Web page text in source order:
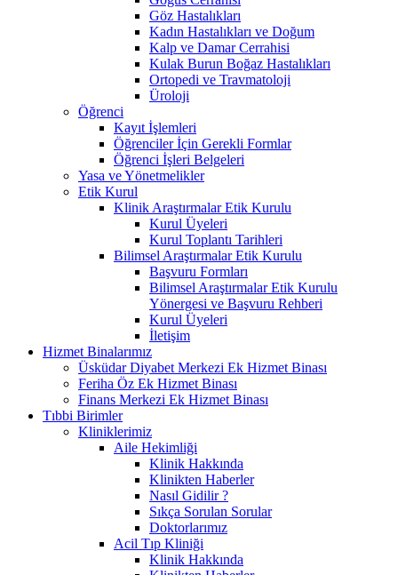
Göz Hastalıkları
Kadın Hastalıkları ve Doğum
Kalp ve Damar Cerrahisi
Kulak Burun Boğaz Hastalıkları
Ortopedi ve Travmatoloji
Üroloji
Öğrenci
Kayıt İşlemleri
Öğrenciler İçin Gerekli Formlar
Öğrenci İşleri Belgeleri
Yasa ve Yönetmelikler
Etik Kurul
Klinik Araştırmalar Etik Kurulu
Kurul Üyeleri
Kurul Toplantı Tarihleri
Bilimsel Araştırmalar Etik Kurulu
Başvuru Formları
Bilimsel Araştırmalar Etik Kurulu
Yönergesi ve Başvuru Rehberi
Kurul Üyeleri
İletişim
Hizmet Binalarımız
Üsküdar Diyabet Merkezi Ek Hizmet Binası
Feriha Öz Ek Hizmet Binası
Finans Merkezi Ek Hizmet Binası
Tıbbi Birimler
Kliniklerimiz
Aile Hekimliği
Klinik Hakkında
Klinikten Haberler
Nasıl Gidilir ?
Sıkça Sorulan Sorular
Doktorlarımız
Acil Tıp Kliniği
Klinik Hakkında